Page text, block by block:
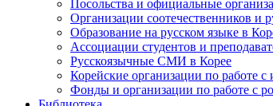
Посольства и официальные
Организации соотечественников и
Образование на русском языке в
Ассоциации студентов и
Русскоязычные СМИ в Корее
Корейские организации по работе с
Фонды и организации по работе с